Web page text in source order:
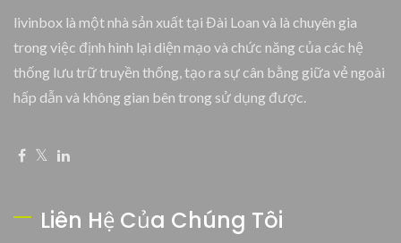
livinbox là một nhà sản xuất tại Đài Loan và là chuyên gia
trong việc định hình lại diện mạo và chức năng của các hệ
thống lưu trữ truyền thống, tạo ra sự cân bằng giữa vẻ ngoài
hấp dẫn và không gian bên trong sử dụng được.
Liên Hệ Của Chúng Tôi